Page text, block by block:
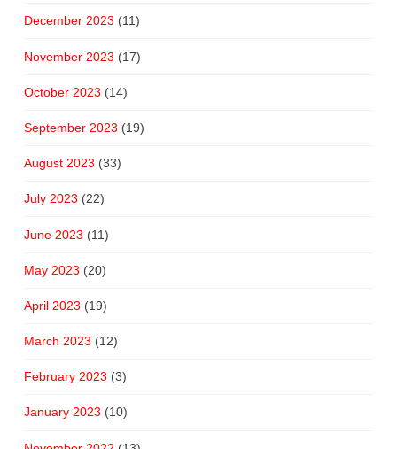
December 2023 (11)
November 2023 (17)
October 2023 (14)
September 2023 (19)
August 2023 (33)
July 2023 (22)
June 2023 (11)
May 2023 (20)
April 2023 (19)
March 2023 (12)
February 2023 (3)
January 2023 (10)